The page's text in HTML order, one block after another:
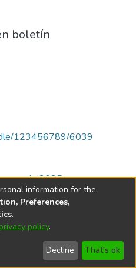
boletín
123456789/6039
de 2025
de Córdoba
information for the
Preferences,
.
privacy policy.
Decline That's ok